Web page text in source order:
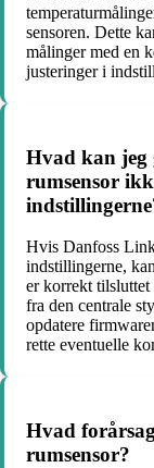
sensoren. Dette
målinger med en
justeringer i
Hvad kan jeg
rumsensor
Hvis Danfoss
indstillingerne,
er korrekt
fra den centrale
opdatere
rette eventuelle
Hvad
rumsensor?